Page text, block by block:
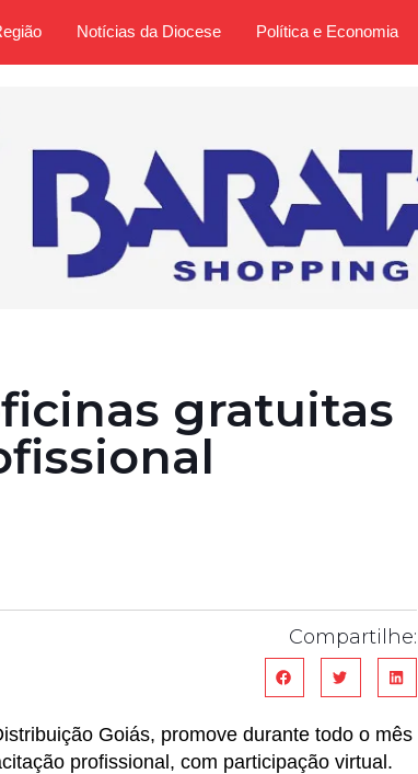
Notícias da Diocese Política e Economia
gratuitas
Compartilhe:
Goiás, promove durante todo o mês
profissional, com participação virtual.